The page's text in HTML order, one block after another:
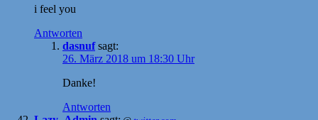
i feel you
Antworten
dasnuf sagt:
26. März 2018 um 18:30 Uhr
Danke!
Antworten